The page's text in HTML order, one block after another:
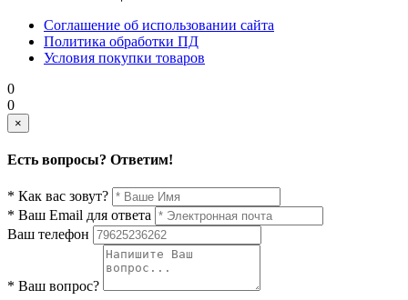
Соглашение об использовании сайта
Политика обработки ПД
Условия покупки товаров
0
0
×
Есть вопросы? Ответим!
* Как вас зовут?
* Ваш Email для ответа
Ваш телефон
* Ваш вопрос?